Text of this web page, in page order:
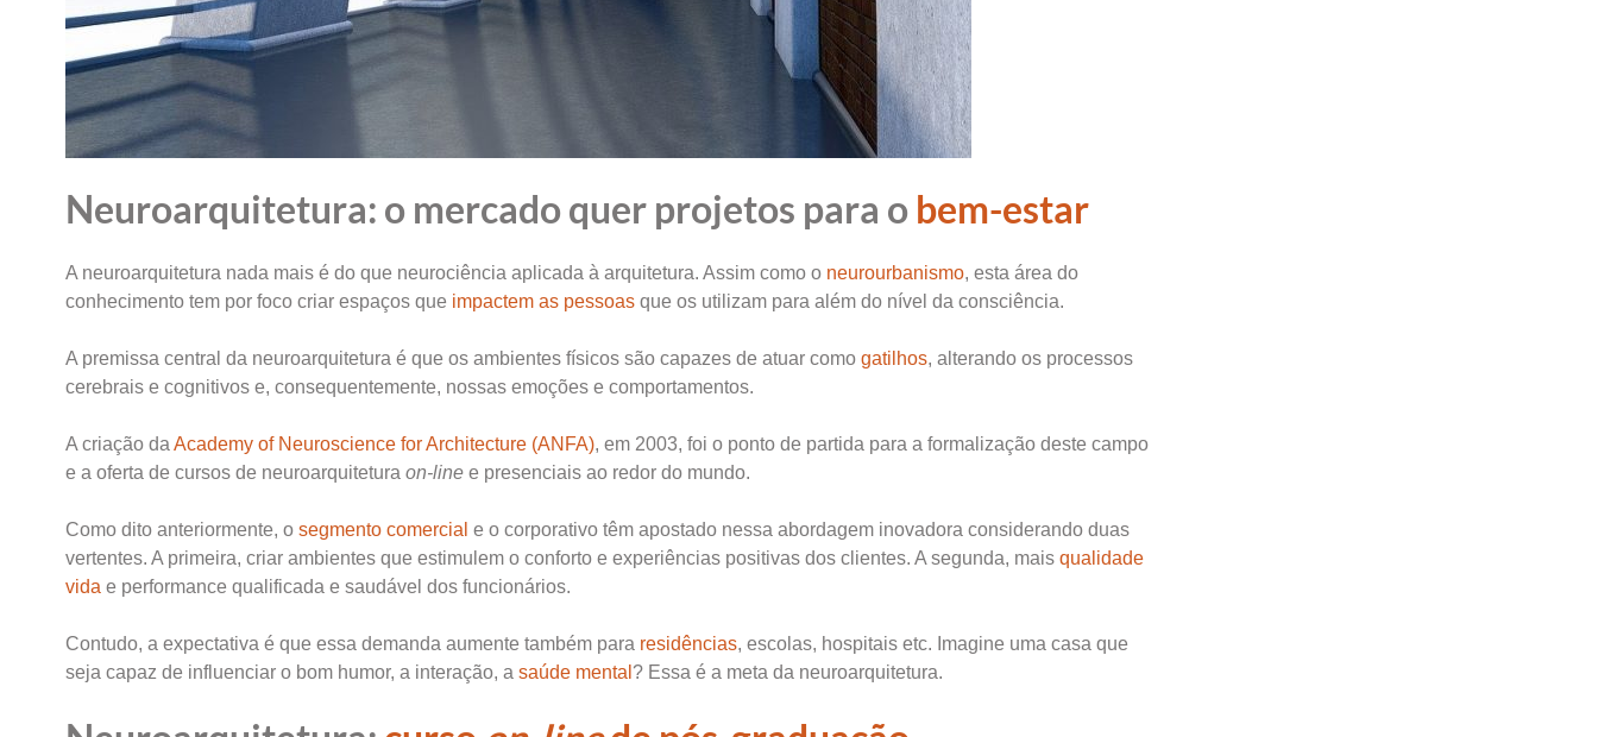
Neuroarquitetura: o mercado quer projetos para o bem-estar
A neuroarquitetura nada mais é do que neurociência aplicada à arquitetura. Assim como o neurourbanismo, esta área do
conhecimento tem por foco criar espaços que impactem as pessoas que os utilizam para além do nível da consciência.
A premissa central da neuroarquitetura é que os ambientes físicos são capazes de atuar como gatilhos, alterando os processos
cerebrais e cognitivos e, consequentemente, nossas emoções e comportamentos.
A criação da Academy of Neuroscience for Architecture (ANFA), em 2003, foi o ponto de partida para a formalização deste campo
e a oferta de cursos de neuroarquitetura on-line e presenciais ao redor do mundo.
Como dito anteriormente, o segmento comercial e o corporativo têm apostado nessa abordagem inovadora considerando duas
vertentes. A primeira, criar ambientes que estimulem o conforto e experiências positivas dos clientes. A segunda, mais qualidade
vida e performance qualificada e saudável dos funcionários.
Contudo, a expectativa é que essa demanda aumente também para residências, escolas, hospitais etc. Imagine uma casa que
seja capaz de influenciar o bom humor, a interação, a saúde mental ? Essa é a meta da neuroarquitetura.